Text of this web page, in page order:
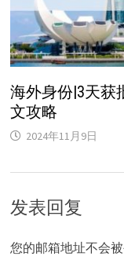
海外身份|3天获
文攻略
2024年11月9日
发表回复
您的邮箱地址不会被